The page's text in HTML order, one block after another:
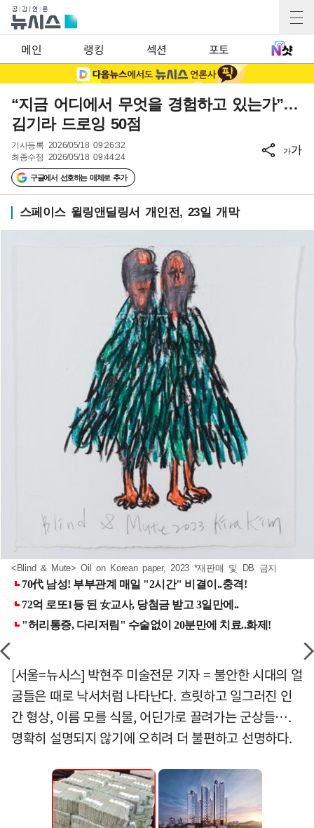
메인 랭킹 섹션 포토
“지금 어디에서 무엇을 경험하고 있는가”…
김기라 드로잉 50점
기사등록 2026/05/18 09:26:32
최종수정 2026/05/18 09:44:24
구글에서 선호하는 매체로 추가
가가
스페이스 윌링앤딜링서 개인전, 23일 개막
<Blind & Mute> Oil on Korean paper, 2023 *재판매 및 DB 금지
[서울=뉴시스] 박현주 미술전문 기자 = 불안한 시대의 얼
굴들은 때로 낙서처럼 나타난다. 흐릿하고 일그러진 인
간 형상, 이름 모를 식물, 어딘가로 끌려가는 군상들….
명확히 설명되지 않기에 오히려 더 불편하고 선명하다.